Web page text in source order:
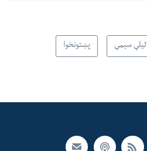
سېمې پښتونخوا